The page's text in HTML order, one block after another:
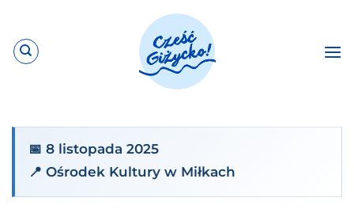
zawartości
📅 8 listopada 2025
📍 Ośrodek Kultury w Miłkach